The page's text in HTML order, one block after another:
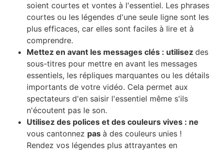
soient courtes et vontes à l'essentiel. Les phrases
courtes ou les légendes d'une seule ligne sont les
plus efficaces, car elles sont faciles à lire et à
comprendre.
Mettez en avant les messages clés : utilisez des
sous-titres pour mettre en avant les messages
essentiels, les répliques marquantes ou les détails
importants de votre vidéo. Cela permet aux
spectateurs d'en saisir l'essentiel même s'ils
n'écoutent pas le son.
Utilisez des polices et des couleurs vives : ne
vous cantonnez pas à des couleurs unies !
Rendez vos légendes plus attrayantes en